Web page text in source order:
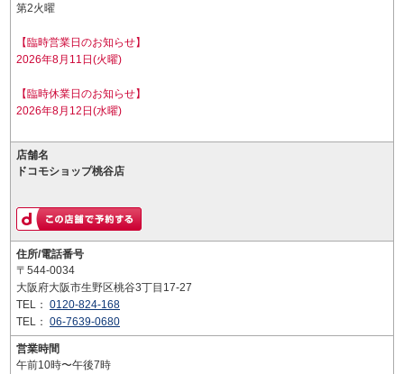
第2火曜
【臨時営業日のお知らせ】
2026年8月11日(火曜)
【臨時休業日のお知らせ】
2026年8月12日(水曜)
店舗名
ドコモショップ桃谷店
住所/電話番号
〒544-0034
大阪府大阪市生野区桃谷3丁目17-27
TEL： 0120-824-168
TEL： 06-7639-0680
営業時間
午前10時〜午後7時